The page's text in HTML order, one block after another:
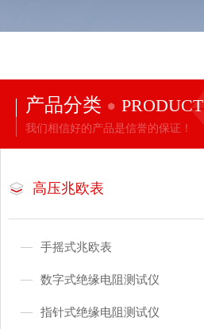
产品分类 PRODUCT
我们相信好的产品是信誉的保证！
高压兆欧表
手摇式兆欧表
数字式绝缘电阻测试仪
指针式绝缘电阻测试仪